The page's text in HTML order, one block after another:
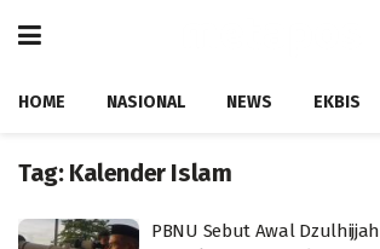
HOME NASIONAL NEWS EKBIS
Tag: Kalender Islam
PBNU Sebut Awal